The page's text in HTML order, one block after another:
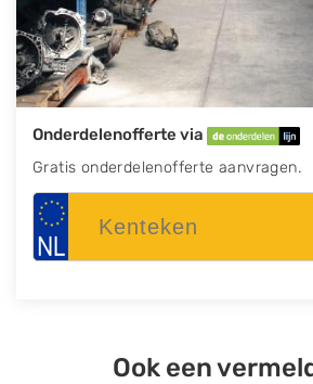
Onderdelenofferte via
Gratis onderdelenofferte aanvragen.
Ook een